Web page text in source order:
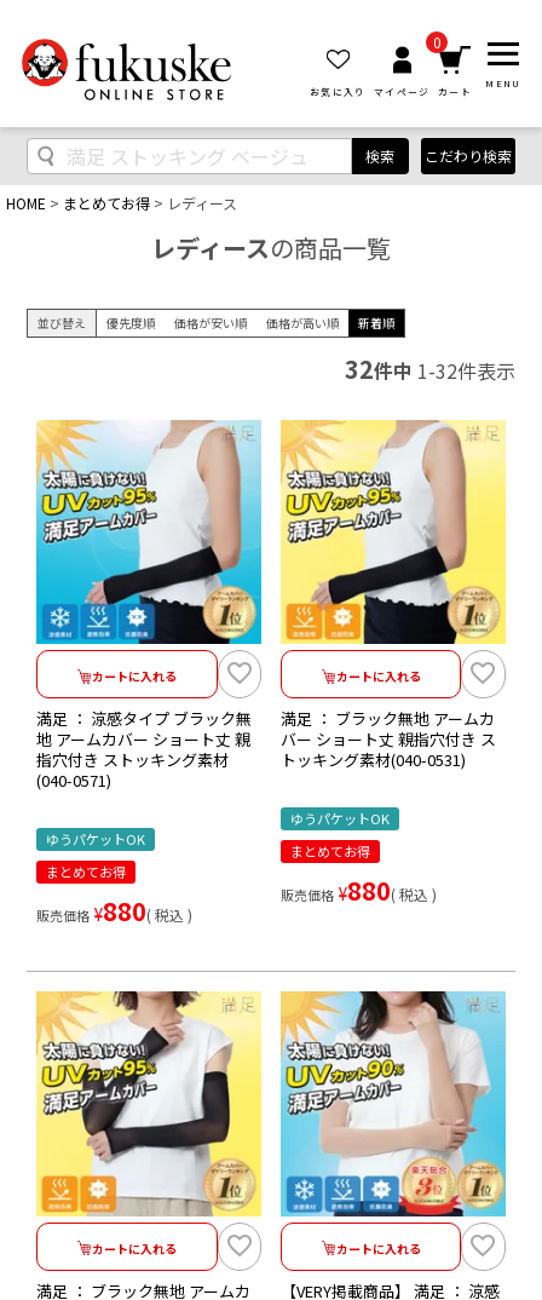
お気に入り マイページ
0
カート
MENU
検索 こだわり検索
HOME まとめてお得 レディース
レディースの商品一覧
並び替え 優先度順 価格が安い順 価格が高い順 新着順
32件中 1-32件表示
カートに入れる
満足 ： 涼感タイプ ブラック無
地 アームカバー ショート丈 親
指穴付き ストッキング素材
(040-0571)
ゆうパケットOK
まとめてお得
販売価格 ¥880 税込
カートに入れる
満足 ： ブラック無地 アームカ
バー ショート丈 親指穴付き ス
トッキング素材(040-0531)
ゆうパケットOK
まとめてお得
販売価格 ¥880 税込
カートに入れる
満足 ： ブラック無地 アームカ
カートに入れる
【VERY掲載商品】 満足 ： 涼感